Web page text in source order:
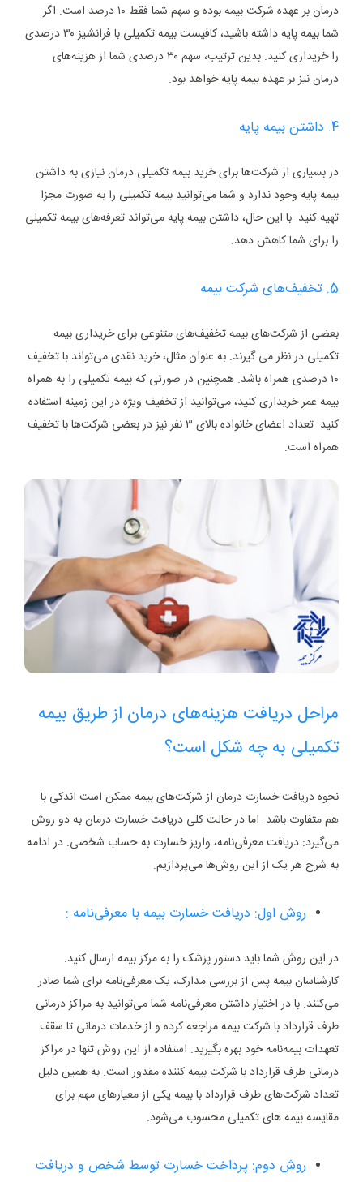
درمان بر عهده شرکت بیمه بوده و سهم شما فقط ۱۰ درصد است. اگر
شما بیمه پایه داشته باشید، کافیست بیمه تکمیلی با فرانشیز ۳۰ درصدی
را خریداری کنید. بدین ترتیب، سهم ۳۰ درصدی شما از هزینه‌های
درمان نیز بر عهده بیمه پایه خواهد بود.
4. داشتن بیمه پایه
در بسیاری از شرکت‌ها برای خرید بیمه تکمیلی درمان نیازی به داشتن
بیمه پایه وجود ندارد و شما می‌توانید بیمه تکمیلی را به صورت مجزا
تهیه کنید. با این حال، داشتن بیمه پایه می‌تواند تعرفه‌های بیمه تکمیلی
را برای شما کاهش دهد.
5. تخفیف‌های شرکت بیمه
بعضی از شرکت‌های بیمه تخفیف‌های متنوعی برای خریداری بیمه
تکمیلی در نظر می ‌گیرند. به عنوان مثال، خرید نقدی می‌تواند با تخفیف
۱۰ درصدی همراه باشد. همچنین در صورتی که بیمه تکمیلی را به همراه
بیمه عمر خریداری کنید، می‌توانید از تخفیف ویژه در این زمینه استفاده
کنید. تعداد اعضای خانواده بالای ۳ نفر نیز در بعضی شرکت‌ها با تخفیف
همراه است.
مراحل دریافت هزینه‌های درمان از طریق بیمه
تکمیلی به چه شکل است؟
نحوه دریافت خسارت درمان از شرکت‌های بیمه ممکن است اندکی با
هم متفاوت باشد. اما در حالت کلی دریافت خسارت درمان به دو روش
می‌گیرد: دریافت معرفی‌نامه، واریز خسارت به حساب شخصی. در ادامه
به شرح هر یک از این روش‌ها می‌پردازیم.
روش اول: دریافت خسارت بیمه با معرفی‌نامه :
در این روش شما باید دستور پزشک را به مرکز بیمه ارسال کنید.
کارشناسان بیمه پس از بررسی مدارک، یک معرفی‌نامه برای شما صادر
می‌کنند. با در اختیار داشتن معرفی‌نامه شما می‌توانید به مراکز درمانی
طرف قرارداد با شرکت بیمه مراجعه کرده و از خدمات درمانی تا سقف
تعهدات بیمه‌نامه خود بهره بگیرید. استفاده از این روش تنها در مراکز
درمانی طرف قرارداد با شرکت بیمه کننده مقدور است. به همین دلیل
تعداد شرکت‌های طرف قرارداد با بیمه یکی از معیارهای مهم برای
مقایسه بیمه های تکمیلی محسوب می‌شود.
روش دوم: پرداخت خسارت توسط شخص و دریافت